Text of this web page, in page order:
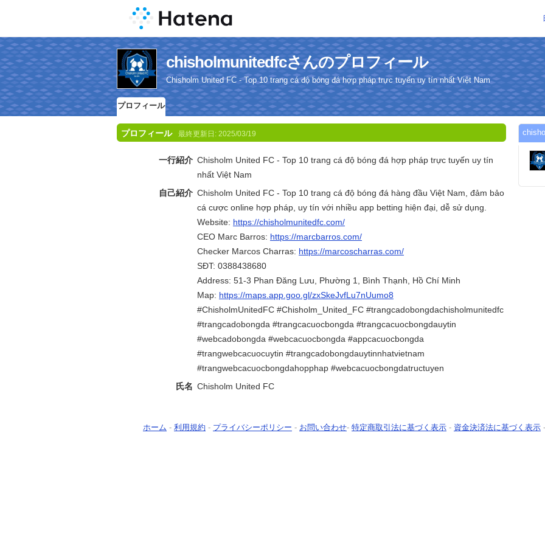
chisholmunitedfcさんのプロフィール
Chisholm United FC - Top 10 trang cá độ bóng đá hợp pháp trực tuyến uy tín nhất Việt Nam
プロフィール
プロフィール 最終更新日: 2025/03/19
一行紹介 Chisholm United FC - Top 10 trang cá độ bóng đá hợp pháp trực tuyến uy tín
nhất Việt Nam
自己紹介 Chisholm United FC - Top 10 trang cá độ bóng đá hàng đầu Việt Nam, đảm bảo
cá cược online hợp pháp, uy tín với nhiều app betting hiện đại, dễ sử dụng.
Website: https://chisholmunitedfc.com/
CEO Marc Barros: https://marcbarros.com/
Checker Marcos Charras: https://marcoscharras.com/
SĐT: 0388438680
Address: 51-3 Phan Đăng Lưu, Phường 1, Bình Thạnh, Hồ Chí Minh
Map: https://maps.app.goo.gl/zxSkeJvfLu7nUumo8
#ChisholmUnitedFC #Chisholm_United_FC #trangcadobongdachisholmunitedfc
#trangcadobongda #trangcacuocbongda #trangcacuocbongdauytin
#webcadobongda #webcacuocbongda #appcacuocbongda
#trangwebcacuocuytin #trangcadobongdauytinnhatvietnam
#trangwebcacuocbongdahopphap #webcacuocbongdatructuyen
氏名 Chisholm United FC
ホーム - 利用規約 - プライバシーポリシー - お問い合わせ- 特定商取引法に基づく表示 - 資金決済法に基づく表示 -